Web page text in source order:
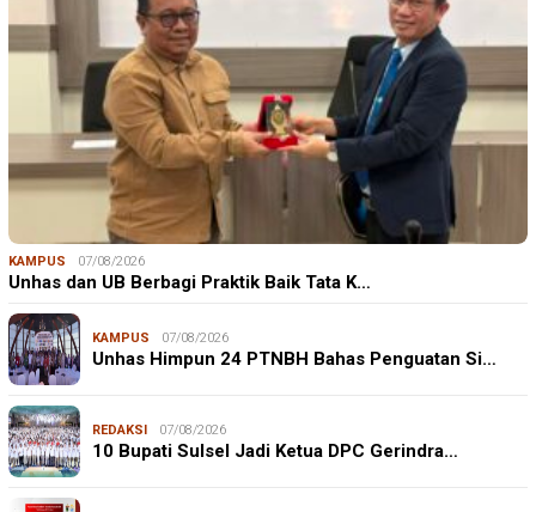
KAMPUS 07/08/2026
Unhas dan UB Berbagi Praktik Baik Tata K…
KAMPUS 07/08/2026
Unhas Himpun 24 PTNBH Bahas Penguatan Si…
REDAKSI 07/08/2026
10 Bupati Sulsel Jadi Ketua DPC Gerindra…